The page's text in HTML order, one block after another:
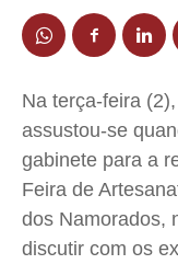
Educação
Segurança
Meio Ambiente
Saúde
Cidades
Direitos
Economia
Cultura
Educação
Segurança
Meio Ambiente
Saúde
Cidades
Direitos
Economia
Cultura
Educação
Segurança
Meio Ambiente
Saúde
Cidades
Direitos
Economia
Cultura
Educação
Segurança
Meio Ambiente
Saúde
Cidades
Direitos
Economia
Cultura
Na terça-feira
assustou-se
gabinete para a
Feira de
dos Namorados,
discutir com os